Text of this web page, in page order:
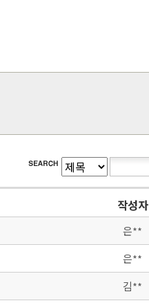
작성자
은**
은**
김**